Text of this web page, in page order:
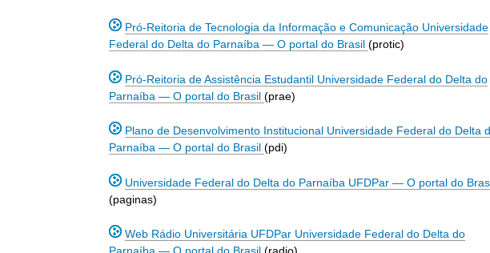
Pró-Reitoria de Tecnologia da Informação e Comunicação Universidade
Federal do Delta do Parnaíba — O portal do Brasil (protic)
Pró-Reitoria de Assistência Estudantil Universidade Federal do Delta do
Parnaíba — O portal do Brasil (prae)
Plano de Desenvolvimento Institucional Universidade Federal do Delta
Parnaíba — O portal do Brasil (pdi)
Universidade Federal do Delta do Parnaíba UFDPar — O portal do
(paginas)
Web Rádio Universitária UFDPar Universidade Federal do Delta do